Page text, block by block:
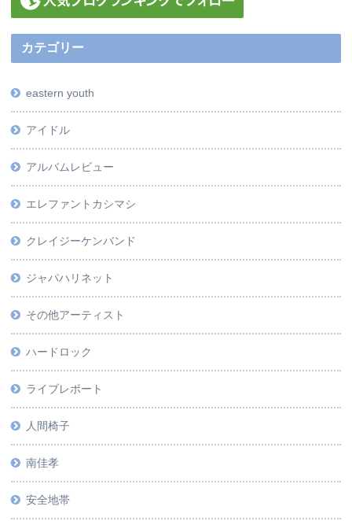
カテゴリー
eastern youth
アイドル
アルバムレビュー
エレファントカシマシ
クレイジーケンバンド
ジャパハリネット
その他アーティスト
ハードロック
ライブレポート
人間椅子
南佳孝
安全地帯